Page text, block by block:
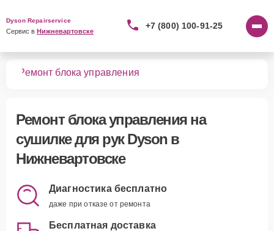
Dyson Repairservice
Сервис в Нижневартовске
+7 (800) 100-91-25
Ремонт блока управления
Ремонт блока управленияна
сушилке для рук Dyson в
Нижневартовске
Диагностика бесплатно
даже при отказе от ремонта
Бесплатная доставка